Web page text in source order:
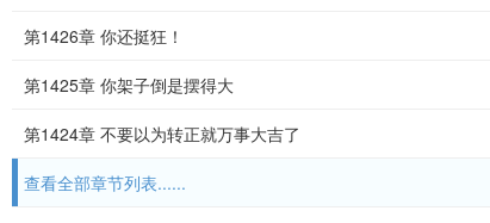
第1426章 你还挺狂！
第1425章 你架子倒是摆得大
第1424章 不要以为转正就万事大吉了
查看全部章节列表......